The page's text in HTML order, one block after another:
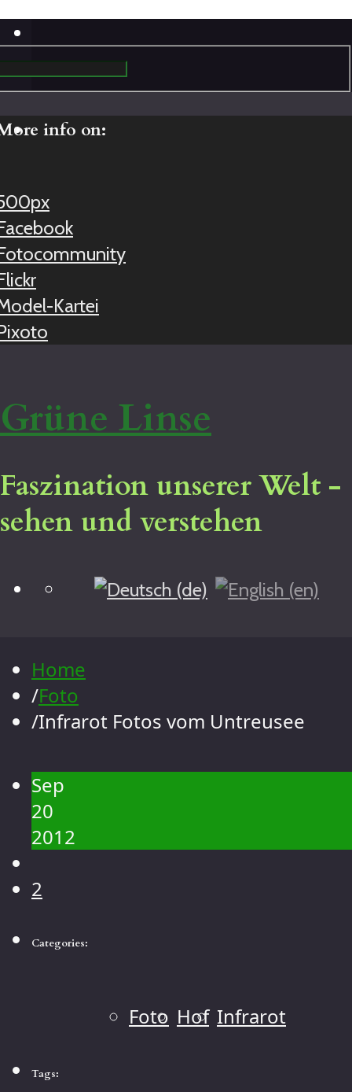
info on:
Kartei
Grüne Linse
Faszination unserer Welt -
sehen und verstehen
Blog
Kontakt
Menschen
Tiere
Home
/Foto
/Infrarot Fotos vom Untreusee
Sep
20
2012
2
Categories:
Foto Hof Infrarot
Tags: